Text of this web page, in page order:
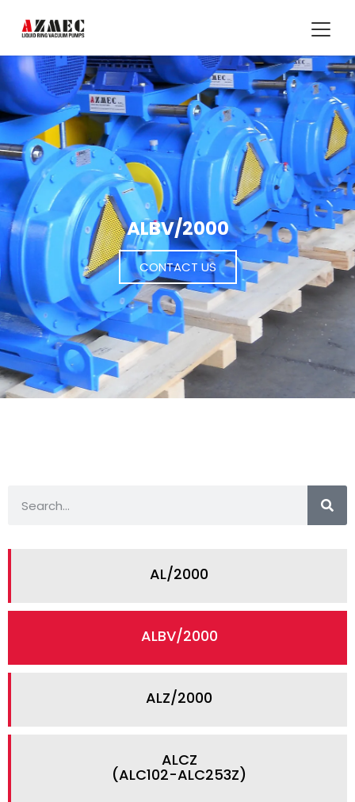
ALBV/2000
CONTACT US
AL/2000
ALBV/2000
ALZ/2000
ALCZ
(ALC102-ALC253Z)